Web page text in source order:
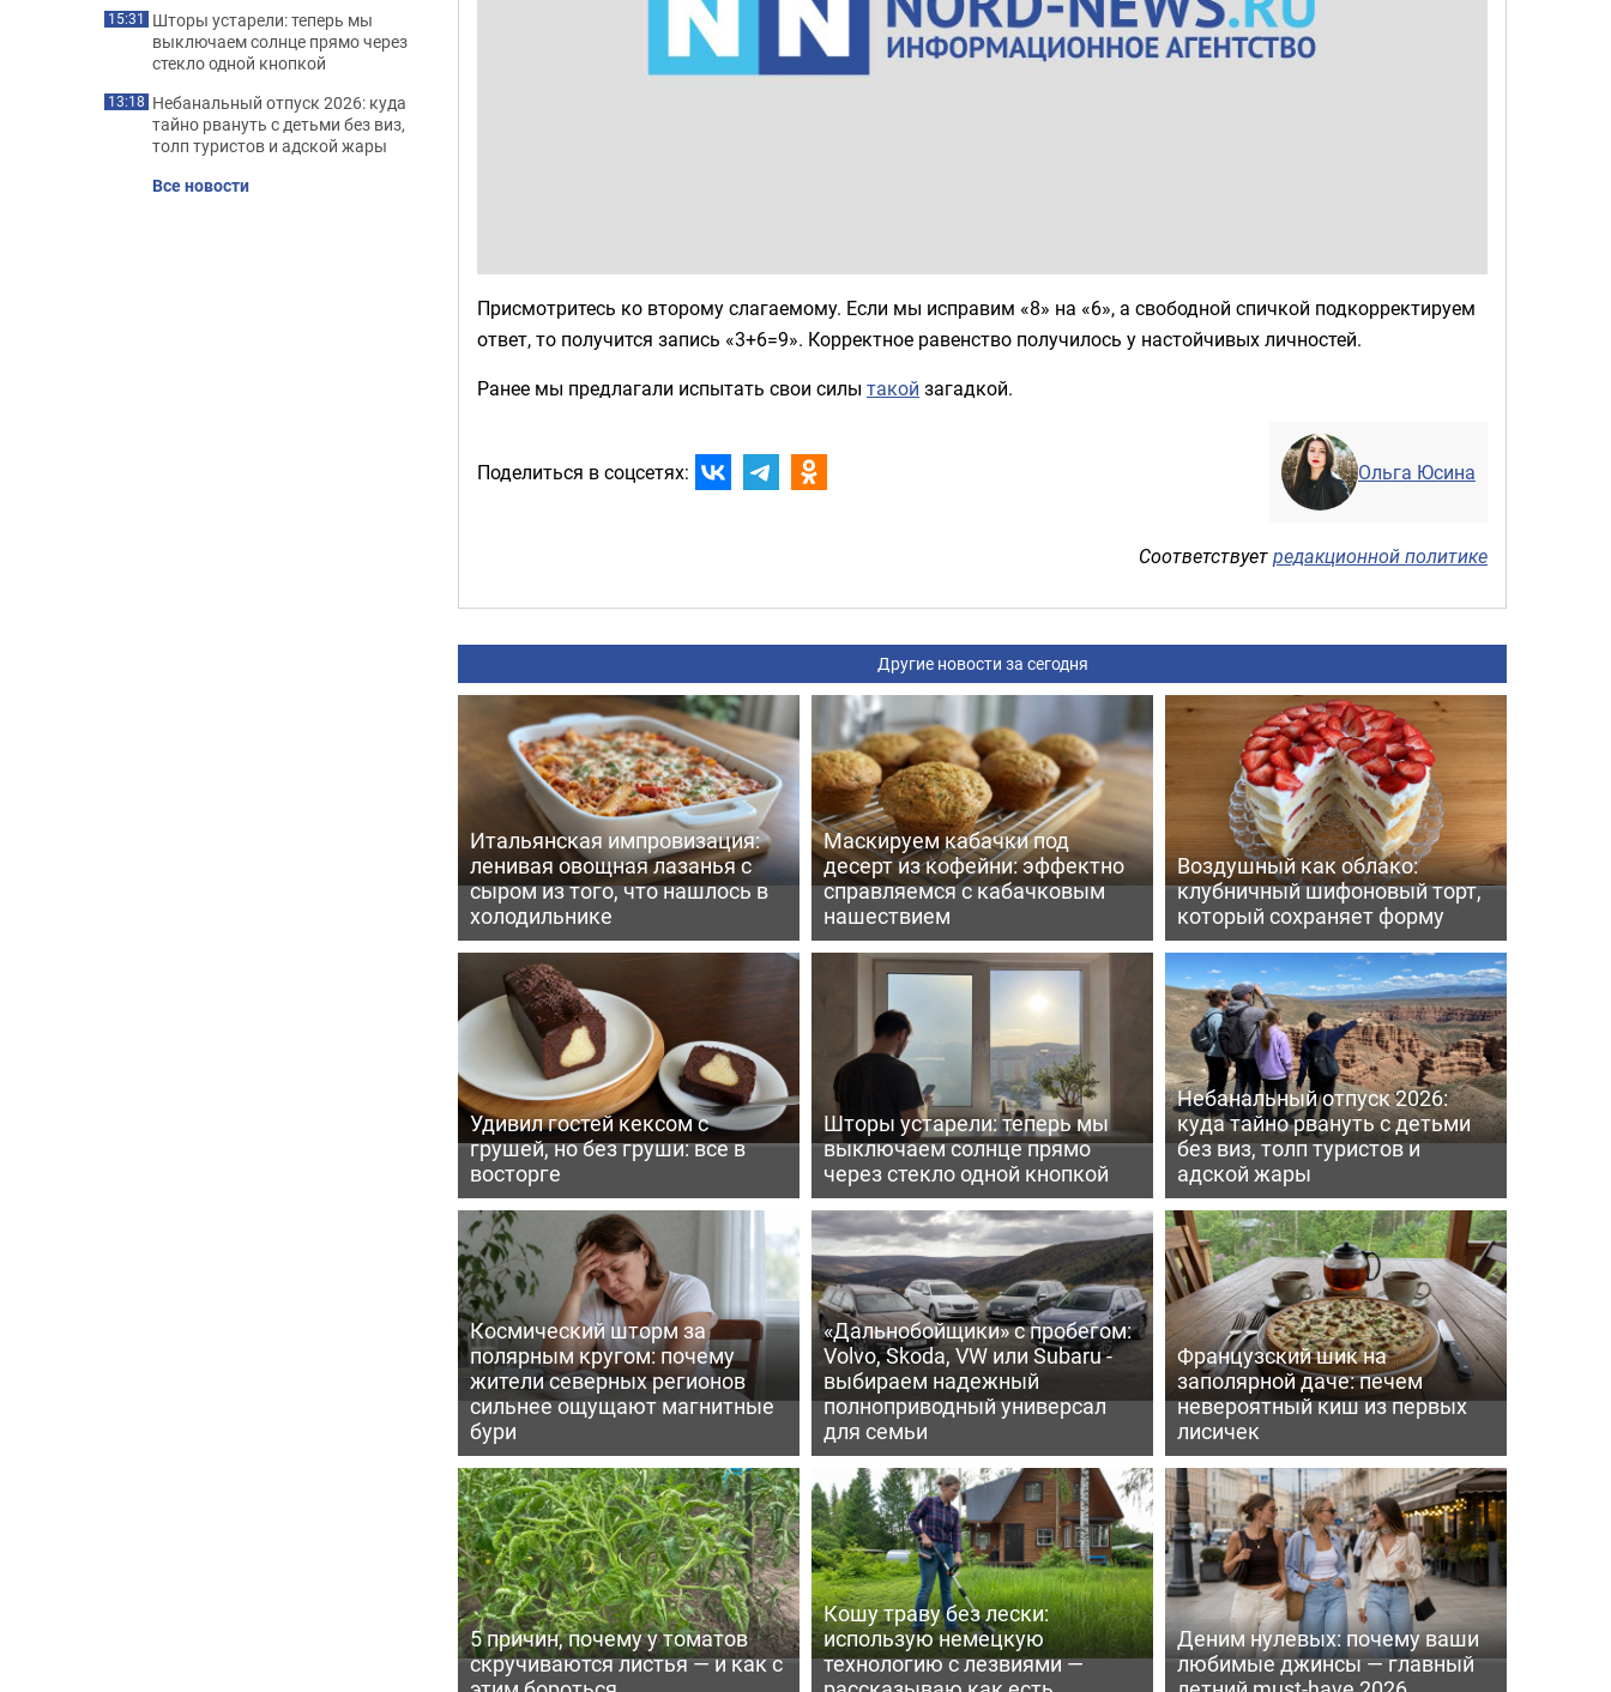
Присмотритесь ко второму слагаемому. Если мы исправим «8» на «6», а свободной спичкой подкорректируем
ответ, то получится запись «3+6=9». Корректное равенство получилось у настойчивых личностей.
Ранее мы предлагали испытать свои силы такой загадкой.
Поделиться в соцсетях: Ольга Юсина
Соответствуетредакционной политике
Другие новости за сегодня
Итальянская импровизация:
ленивая овощная лазанья с
сыром из того, что нашлось в
холодильнике
Маскируем кабачки под
десерт из кофейни: эффектно
справляемся с кабачковым
нашествием
Воздушный как облако:
клубничный шифоновый торт,
который сохраняет форму
Удивил гостей кексом с
грушей, но без груши: все в
восторге
Шторы устарели: теперь мы
выключаем солнце прямо
через стекло одной кнопкой
Небанальный отпуск 2026:
куда тайно рвануть с детьми
без виз, толп туристов и
адской жары
Космический шторм за
полярным кругом: почему
жители северных регионов
сильнее ощущают магнитные
бури
«Дальнобойщики» с пробегом:
Volvo, Skoda, VW или Subaru -
выбираем надежный
полноприводный универсал
для семьи
Французский шик на
заполярной даче: печем
невероятный киш из первых
лисичек
5 причин, почему у томатов
скручиваются листья — и как с
Кошу траву без лески:
использую немецкую
технологию с лезвиями —
Деним нулевых: почему ваши
любимые джинсы — главный
15:31 Шторы устарели: теперь мы
выключаем солнце прямо через
стекло одной кнопкой
13:18 Небанальный отпуск 2026: куда
тайно рвануть с детьми без виз,
толп туристов и адской жары
Все новости